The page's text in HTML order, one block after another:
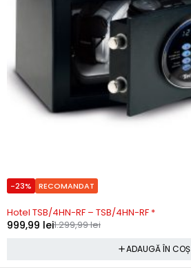
-23% RECOMANDAT
Precomanda
Hotel TSB/4HN-RF – TSB/4HN-RF *
1.299,99lei
999,99 lei
ADAUGĂ ÎN COȘ